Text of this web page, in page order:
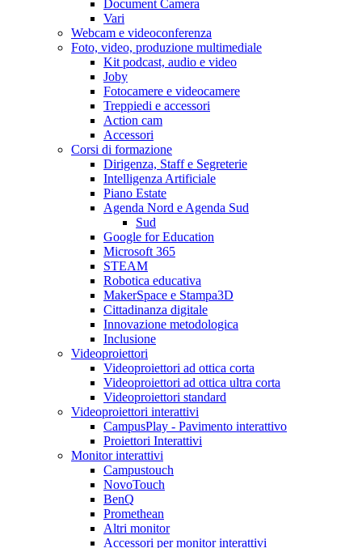
Document Camera
Vari
Webcam e videoconferenza
Foto, video, produzione multimediale
Kit podcast, audio e video
Joby
Fotocamere e videocamere
Treppiedi e accessori
Action cam
Accessori
Corsi di formazione
Dirigenza, Staff e Segreterie
Intelligenza Artificiale
Piano Estate
Agenda Nord e Agenda Sud
Sud
Google for Education
Microsoft 365
STEAM
Robotica educativa
MakerSpace e Stampa3D
Cittadinanza digitale
Innovazione metodologica
Inclusione
Videoproiettori
Videoproiettori ad ottica corta
Videoproiettori ad ottica ultra corta
Videoproiettori standard
Videoproiettori interattivi
CampusPlay - Pavimento interattivo
Proiettori Interattivi
Monitor interattivi
Campustouch
NovoTouch
BenQ
Promethean
Altri monitor
Accessori per monitor interattivi